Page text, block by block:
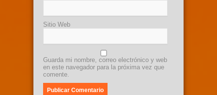
Sitio Web
Guarda mi nombre, correo electrónico y web
en este navegador para la próxima vez que
comente.